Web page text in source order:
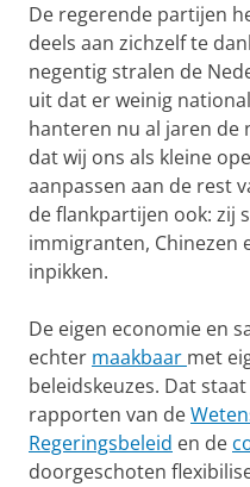
De regerende partijen
deels aan zichzelf te
negentig stralen de
uit dat er weinig
hanteren nu al jaren
dat wij ons als kleine
aanpassen aan de rest
de flankpartijen ook: zij
immigranten, Chinezen
inpikken.
De eigen economie en
echter maakbaar met
beleidskeuzes. Dat
rapporten van de
Regeringsbeleid en de
doorgeschoten